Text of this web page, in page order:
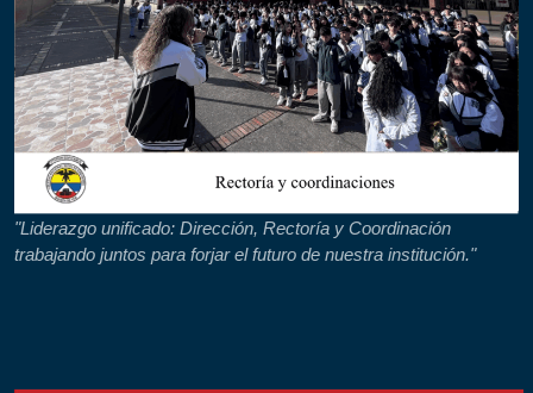
"Liderazgo unificado: Dirección, Rectoría y Coordinación
trabajando juntos para forjar el futuro de nuestra institución."